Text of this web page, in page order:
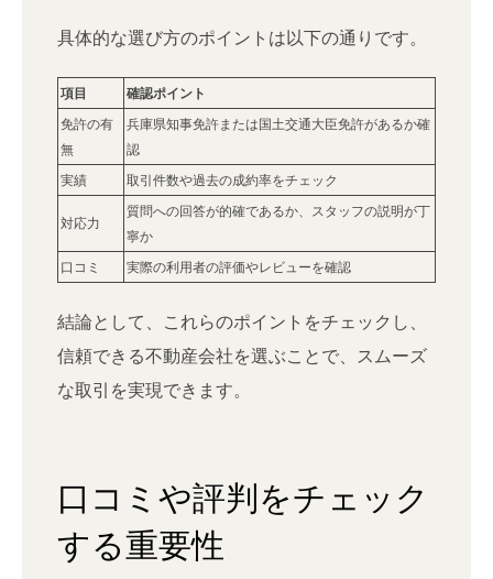
具体的な選び方のポイントは以下の通りです。
項目
確認ポイント
免許の有
無
兵庫県知事免許または国土交通大臣免許があるか確
認
実績
取引件数や過去の成約率をチェック
対応力
質問への回答が的確であるか、スタッフの説明が丁
寧か
口コミ
実際の利用者の評価やレビューを確認
結論として、これらのポイントをチェックし、
信頼できる不動産会社を選ぶことで、スムーズ
な取引を実現できます。
口コミや評判をチェック
する重要性